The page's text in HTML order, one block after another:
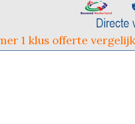
1 klus offerte